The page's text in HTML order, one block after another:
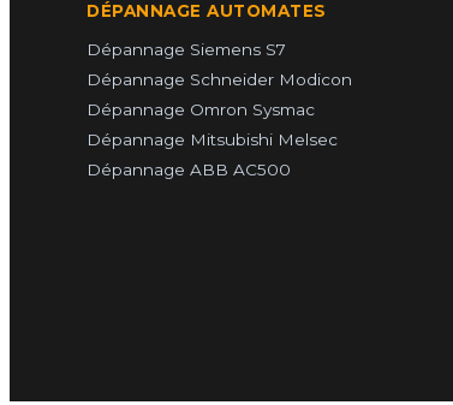
DÉPANNAGE AUTOMATES
Dépannage Siemens S7
Dépannage Schneider Modicon
Dépannage Omron Sysmac
Dépannage Mitsubishi Melsec
Dépannage ABB AC500